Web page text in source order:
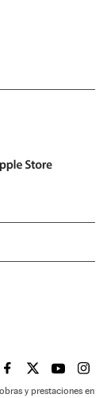
EL PAÍS BRASIL EN
EL PAÍSEL PAÍS
EL
y prestaciones en